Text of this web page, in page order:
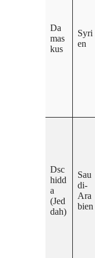
Da
mas
kus
Syri
en
Dsc
hidd
a
(Jed
dah)
Sau
di-
Ara
bien